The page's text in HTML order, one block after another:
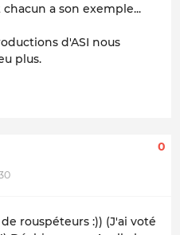
chacun a son exemple...
d'ASI nous
plus.
0
rouspéteurs :)) (J'ai voté